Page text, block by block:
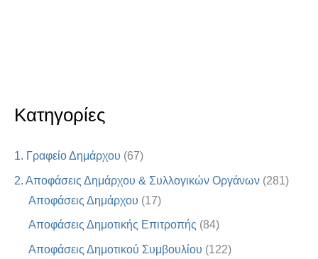
Κατηγορίες
1. Γραφείο Δημάρχου (67)
2. Αποφάσεις Δημάρχου & Συλλογικών Οργάνων (281)
Αποφάσεις Δημάρχου (17)
Αποφάσεις Δημοτικής Επιτροπής (84)
Αποφάσεις Δημοτικού Συμβουλίου (122)